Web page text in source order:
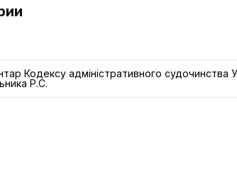
Кодексу адміністративного судочинства
Р.С.